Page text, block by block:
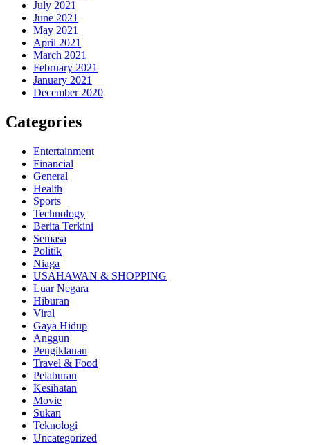
July 2021
June 2021
May 2021
April 2021
March 2021
February 2021
January 2021
December 2020
Categories
Entertainment
Financial
General
Health
Sports
Technology
Berita Terkini
Semasa
Politik
Niaga
USAHAWAN & SHOPPING
Luar Negara
Hiburan
Viral
Gaya Hidup
Anggun
Pengiklanan
Travel & Food
Pelaburan
Kesihatan
Movie
Sukan
Teknologi
Uncategorized